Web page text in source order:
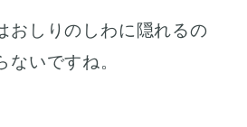
おしりのしわに隠れるの
ないですね。